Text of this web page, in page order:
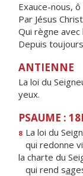
Exauce-nous,
Par Jésus
Qui règne
Depuis
ANTIENNE
La loi du
yeux.
PSAUME :
8 La loi du
qui redonne
la charte du
qui rend sa